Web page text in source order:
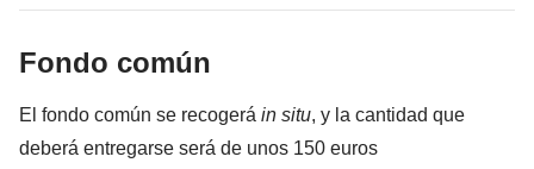
meter en la mochila :)
Todo lo que no se menciona en la sección "Qué está
Fondo común
El fondo común se recogerá in situ, y la cantidad que
deberá entregarse será de unos 150 euros